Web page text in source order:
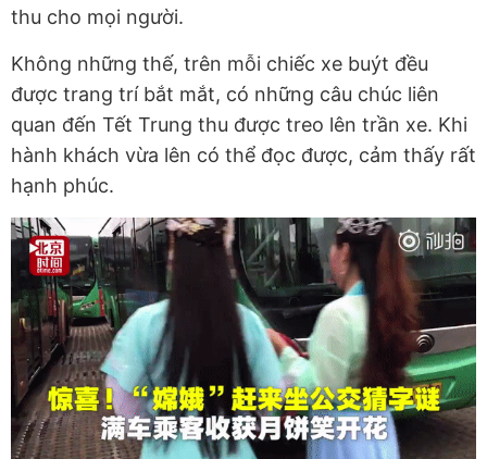
thu cho mọi người.
Không những thế, trên mỗi chiếc xe buýt đều
được trang trí bắt mắt, có những câu chúc liên
quan đến Tết Trung thu được treo lên trần xe. Khi
hành khách vừa lên có thể đọc được, cảm thấy rất
hạnh phúc.